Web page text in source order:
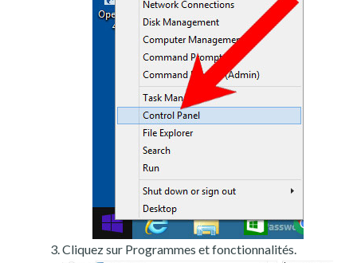
Cliquez sur Programmes et fonctionnalités.